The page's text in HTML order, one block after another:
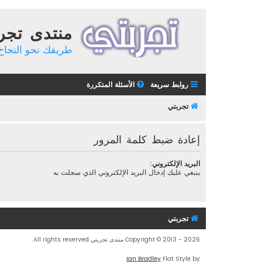
منتدى
طريقك نحو النجاح
روابط سريعة الأسئلة المتكررة
تجربتي
إعادة ضبط كلمة المرور
البريد الإلكتروني:
ينبغي عليك إدخال البريد الإلكتروني الذي سجلت به
تجربتي
Copyright © 2013 - 2026 منتدى تجربتي All rights reserved.
Flat Style by
Ian Bradley